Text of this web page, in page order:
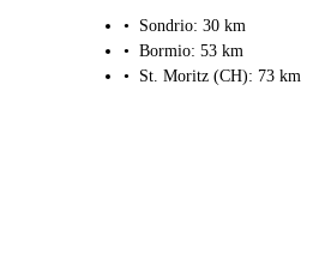
•
Sondrio: 30 km
• Bormio: 53 km
•
St. Moritz (CH): 73 km